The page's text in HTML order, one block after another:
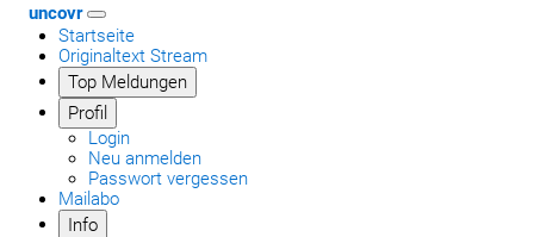
uncovr
Startseite
Originaltext Stream
Top Meldungen
Profil
Login
Neu anmelden
Passwort vergessen
Mailabo
Info